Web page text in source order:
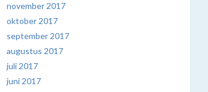
november 2017
oktober 2017
september 2017
augustus 2017
juli 2017
juni 2017